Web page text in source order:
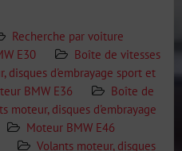
Recherche par voiture
E30
Boîte de vitesses
disques d'embrayage sport et
BMW E36
Boîte de
moteur, disques d'embrayage
Moteur BMW E46
Volants moteur, disques